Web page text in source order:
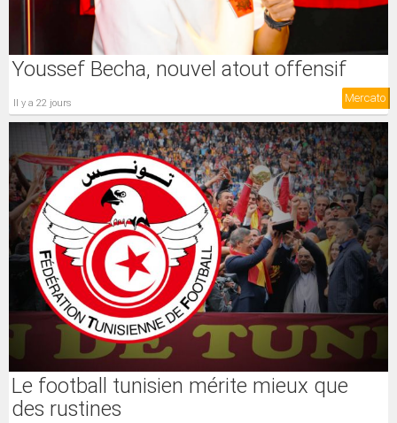
Youssef Becha, nouvel atout offensif
il y a 22 jours Mercato
Le football tunisien mérite mieux que
des rustines